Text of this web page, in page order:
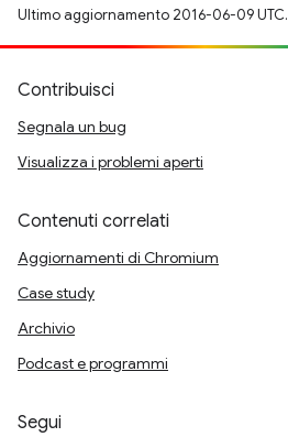
Ultimo aggiornamento 2016-06-09 UTC.
Contribuisci
Segnala un bug
Visualizza i problemi aperti
Contenuti correlati
Aggiornamenti di Chromium
Case study
Archivio
Podcast e programmi
Segui